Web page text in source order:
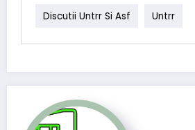
Discutii Untrr Si Asf Untrr